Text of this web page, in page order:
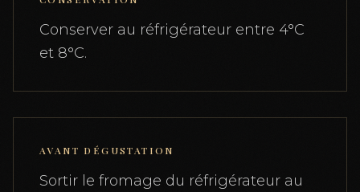
Conserver au réfrigérateur entre 4°C
et 8°C.
AVANT DÉGUSTATION
Sortir le fromage du réfrigérateur au